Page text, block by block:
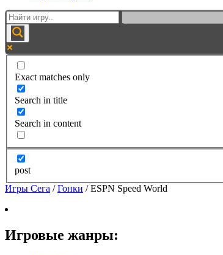
Exact matches only
Search in title
Search in content
post
Игры Сега /Гонки /ESPN Speed World
Игровые жанры: